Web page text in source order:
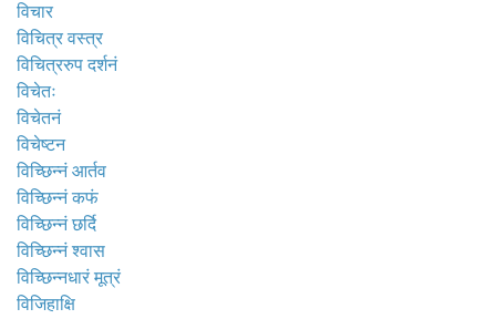
विचार
विचित्र वस्त्र
विचित्ररुप दर्शनं
विचेतः
विचेतनं
विचेष्टन
विच्छिन्नं आर्तव
विच्छिन्नं कफं
विच्छिन्नं छर्दि
विच्छिन्नं श्वास
विच्छिन्नधारं मूत्रं
विजिहाक्षि